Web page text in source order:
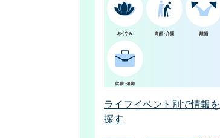
ライフイベント別で情報を
探す